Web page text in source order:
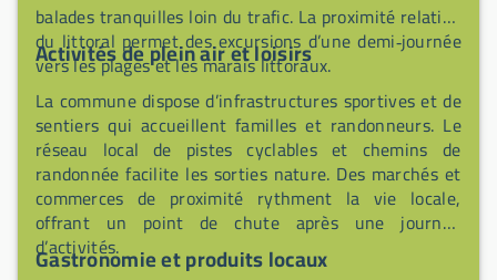
balades tranquilles loin du trafic. La proximité relative
du littoral permet des excursions d’une demi‑journée
vers les plages et les marais littoraux.
Activités de plein air et loisirs
La commune dispose d’infrastructures sportives et de
sentiers qui accueillent familles et randonneurs. Le
réseau local de pistes cyclables et chemins de
randonnée facilite les sorties nature. Des marchés et
commerces de proximité rythment la vie locale,
offrant un point de chute après une journée
d’activités.
Gastronomie et produits locaux